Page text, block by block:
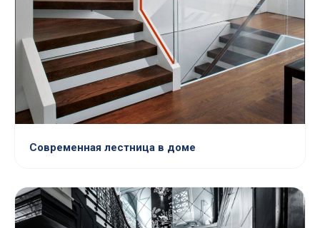
Современная лестница в доме